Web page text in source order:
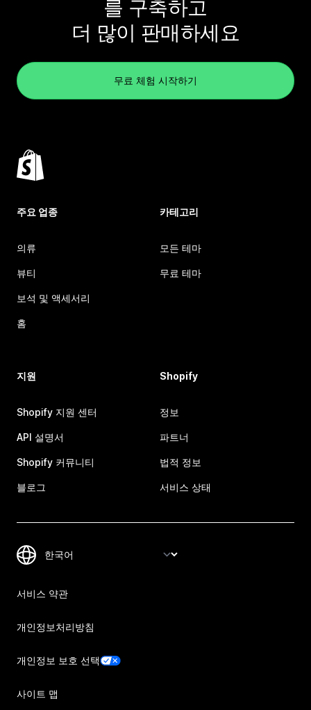
를 구축하고
더 많이 판매하세요
무료 체험 시작하기
주요 업종
의류
뷰티
보석 및 액세서리
홈
카테고리
모든 테마
무료 테마
지원
Shopify 지원 센터
API 설명서
Shopify 커뮤니티
블로그
Shopify
정보
파트너
법적 정보
서비스 상태
서비스 약관
개인정보처리방침
개인정보 보호 선택
사이트 맵